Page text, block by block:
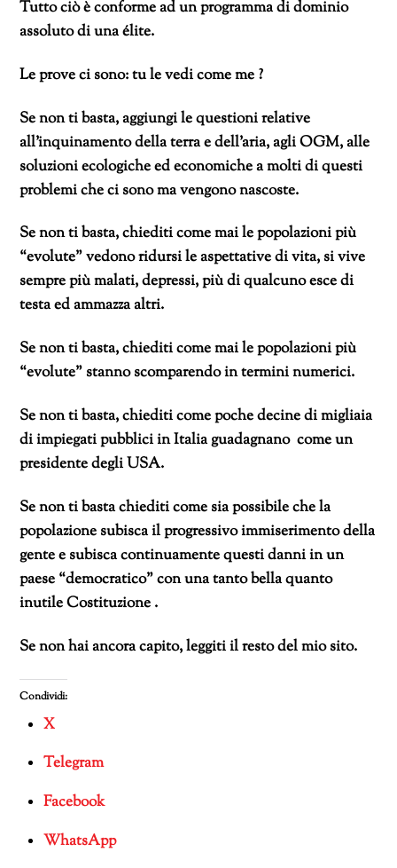
Tutto ciò è conforme ad un programma di dominio
assoluto di una élite.
Le prove ci sono: tu le vedi come me ?
Se non ti basta, aggiungi le questioni relative
all’inquinamento della terra e dell’aria, agli OGM, alle
soluzioni ecologiche ed economiche a molti di questi
problemi che ci sono ma vengono nascoste.
Se non ti basta, chiediti come mai le popolazioni più
“evolute” vedono ridursi le aspettative di vita, si vive
sempre più malati, depressi, più di qualcuno esce di
testa ed ammazza altri.
Se non ti basta, chiediti come mai le popolazioni più
“evolute” stanno scomparendo in termini numerici.
Se non ti basta, chiediti come poche decine di migliaia
di impiegati pubblici in Italia guadagnano come un
presidente degli USA.
Se non ti basta chiediti come sia possibile che la
popolazione subisca il progressivo immiserimento della
gente e subisca continuamente questi danni in un
paese “democratico” con una tanto bella quanto
inutile Costituzione .
Se non hai ancora capito, leggiti il resto del mio sito.
Condividi:
X
Telegram
Facebook
WhatsApp